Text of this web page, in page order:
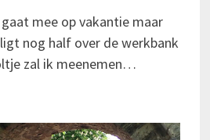
mee op vakantie maar
nog half over de werkbank
zal ik meenemen…